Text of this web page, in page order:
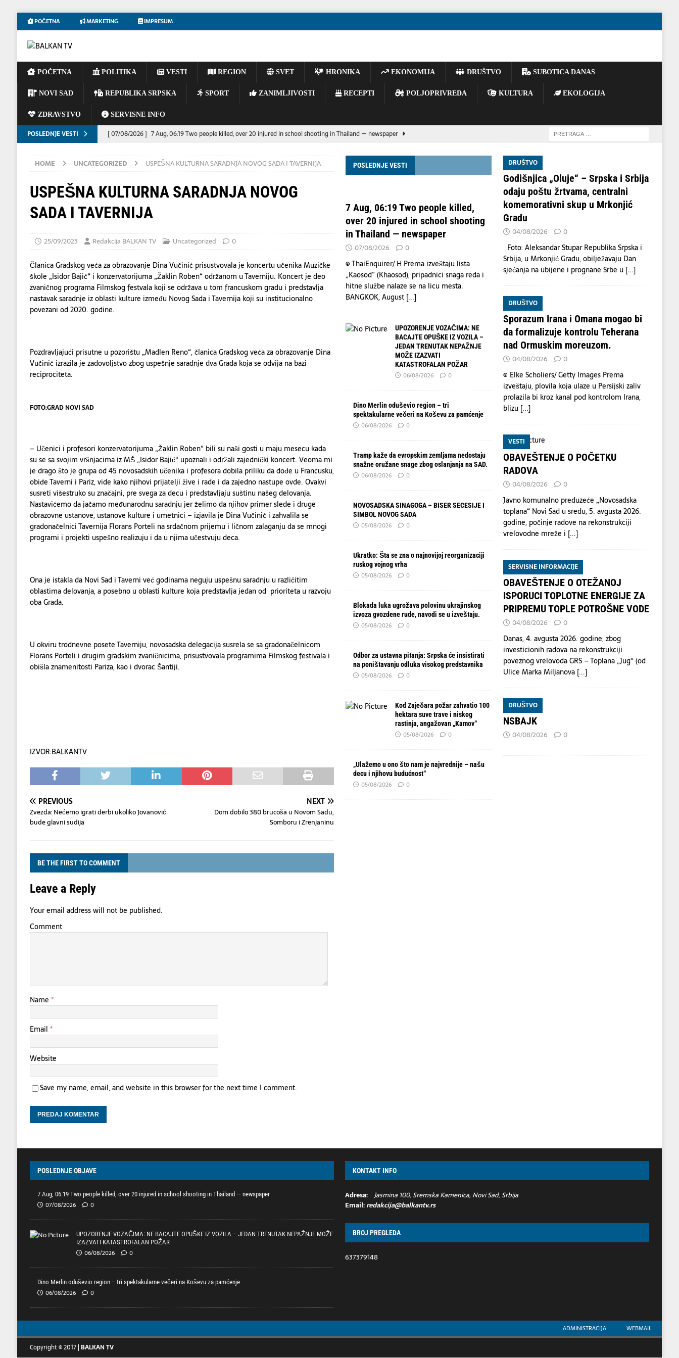
POČETNA MARKETING IMPRESUM
POČETNA POLITIKA VESTI REGION SVET HRONIKA EKONOMIJA DRUŠTVO SUBOTICA DANAS
NOVI SAD REPUBLIKA SRPSKA SPORT ZANIMLJIVOSTI RECEPTI POLJOPRIVREDA KULTURA EKOLOGIJA
ZDRAVSTVO SERVISNE INFO
POSLEDNJE VESTI [ 07/08/2026 ] 7 Aug, 06:19 Two people killed, over 20 injured in school shooting in Thailand — newspaper
[ 06/08/2026 ] UPOZORENJE VOZAČIMA: NE BACAJTE OPUŠKE IZ VOZILA – JEDAN TRENUTAK NEPAŽNJE MOŽE
IZAZVATI KATASTROFALAN POŽAR
EKOLOGIJA
Dino Merlin oduševio region – tri spektakularne večeri na Koševu za pamćenje
KULTURA
[ 06/08/2026 ] Tramp kaže da evropskim zemljama nedostaju snažne oružane snage zbog oslanjanja na SAD.
VESTI
[ 05/08/2026 ] NOVOSADSKA SINAGOGA – BISER SECESIJE I SIMBOL NOVOG SADA KULTURA
HOME UNCATEGORIZED USPEŠNA KULTURNA SARADNJA NOVOG SADA I TAVERNIJA
USPEŠNA KULTURNA SARADNJA NOVOG
SADA I TAVERNIJA
25/09/2023 Redakcija BALKAN TV Uncategorized 0
Članica Gradskog veća za obrazovanje Dina Vučinić prisustvovala je koncertu učenika Muzičke
škole „Isidor Bajić“ i konzervatorijuma „Žaklin Roben“ održanom u Taverniju. Koncert je deo
zvaničnog programa Filmskog festvala koji se održava u tom francuskom gradu i predstavlja
nastavak saradnje iz oblasti kulture između Novog Sada i Tavernija koji su institucionalno
povezani od 2020. godine.
Pozdravljajući prisutne u pozorištu „Madlen Reno“, članica Gradskog veća za obrazovanje Dina
Vučinić izrazila je zadovoljstvo zbog uspešnje saradnje dva Grada koja se odvija na bazi
reciprociteta.
FOTO:GRAD NOVI SAD
– Učenici i profesori konzervatorijuma „Žaklin Roben“ bili su naši gosti u maju mesecu kada
su se sa svojim vršnjacima iz MŠ „Isidor Bajić“ upoznali i održali zajednički koncert. Veoma mi
je drago što je grupa od 45 novosadskih učenika i profesora dobila priliku da dođe u Francusku,
obiđe Taverni i Pariz, vide kako njihovi prijatelji žive i rade i da zajedno nastupe ovde. Ovakvi
susreti višestruko su značajni, pre svega za decu i predstavljaju suštinu našeg delovanja.
Nastavićemo da jačamo međunarodnu saradnju jer želimo da njihov primer slede i druge
obrazovne ustanove, ustanove kulture i umetnici – izjavila je Dina Vučinić i zahvalila se
gradonačelnici Tavernija Florans Porteli na srdačnom prijemu i ličnom zalaganju da se mnogi
programi i projekti uspešno realizuju i da u njima učestvuju deca.
Ona je istakla da Novi Sad i Taverni već godinama neguju uspešnu saradnju u različitim
oblastima delovanja, a posebno u oblasti kulture koja predstavlja jedan od prioriteta u razvoju
oba Grada.
U okviru trodnevne posete Taverniju, novosadska delegacija susrela se sa gradonačelnicom
Florans Porteli i drugim gradskim zvaničnicima, prisustvovala programima Filmskog festivala i
obišla znamenitosti Pariza, kao i dvorac Šantiji.
IZVOR:BALKANTV
PREVIOUS
Zvezda: Nećemo igrati derbi ukoliko Jovanović
bude glavni sudija
NEXT
Dom dobilo 380 brucoša u Novom Sadu,
Somboru i Zrenjaninu
BE THE FIRST TO COMMENT
Leave a Reply
Your email address will not be published.
Comment
Name *
Email *
Website
Save my name, email, and website in this browser for the next time I comment.
POSLEDNJE VESTI
7 Aug, 06:19 Two people killed,
over 20 injured in school shooting
in Thailand — newspaper
07/08/2026 0
© ThaiEnquirer/ H Prema izveštaju lista
„Kaosod” (Khaosod), pripadnici snaga reda i
hitne službe nalaze se na licu mesta.
BANGKOK, August [...]
UPOZORENJE VOZAČIMA: NE
BACAJTE OPUŠKE IZ VOZILA –
JEDAN TRENUTAK NEPAŽNJE
MOŽE IZAZVATI
KATASTROFALAN POŽAR
06/08/2026 0
Dino Merlin oduševio region – tri
spektakularne večeri na Koševu za pamćenje
06/08/2026 0
Tramp kaže da evropskim zemljama nedostaju
snažne oružane snage zbog oslanjanja na SAD.
06/08/2026 0
NOVOSADSKA SINAGOGA – BISER SECESIJE I
SIMBOL NOVOG SADA
05/08/2026 0
Ukratko: Šta se zna o najnovijoj reorganizaciji
ruskog vojnog vrha
05/08/2026 0
Blokada luka ugrožava polovinu ukrajinskog
izvoza gvozdene rude, navodi se u izveštaju.
05/08/2026 0
Odbor za ustavna pitanja: Srpska će insistirati
na poništavanju odluka visokog predstavnika
05/08/2026 0
Kod Zaječara požar zahvatio 100
hektara suve trave i niskog
rastinja, angažovan „Kamov“
05/08/2026 0
„Ulažemo u ono što nam je najvrednije – našu
decu i njihovu budućnost“
05/08/2026 0
DRUŠTVO
Godišnjica „Oluje“ – Srpska i Srbija
odaju poštu žrtvama, centralni
komemorativni skup u Mrkonjić
Gradu
04/08/2026 0
Foto: Aleksandar Stupar Republika Srpska i
Srbija, u Mrkonjić Gradu, obilježavaju Dan
sjećanja na ubijene i prognane Srbe u [...]
DRUŠTVO
Sporazum Irana i Omana mogao bi
da formalizuje kontrolu Teherana
nad Ormuskim moreuzom.
04/08/2026 0
© Elke Scholiers/ Getty Images Prema
izveštaju, plovila koja ulaze u Persijski zaliv
prolazila bi kroz kanal pod kontrolom Irana,
blizu [...]
VESTI
OBAVEŠTENJE O POČETKU
RADOVA
04/08/2026 0
Javno komunalno preduzeće „Novosadska
toplana“ Novi Sad u sredu, 5. avgusta 2026.
godine, počinje radove na rekonstrukciji
vrelovodne mreže i [...]
SERVISNE INFORMACIJE
OBAVEŠTENJE O OTEŽANOJ
ISPORUCI TOPLOTNE ENERGIJE ZA
PRIPREMU TOPLE POTROŠNE VODE
04/08/2026 0
Danas, 4. avgusta 2026. godine, zbog
investicionih radova na rekonstrukciji
poveznog vrelovoda GRS – Toplana „Jug“ (od
Ulice Marka Miljanova [...]
DRUŠTVO
NSBAJK
04/08/2026 0
POSLEDNJE OBJAVE
7 Aug, 06:19 Two people killed, over 20 injured in school shooting in Thailand — newspaper
07/08/2026 0
UPOZORENJE VOZAČIMA: NE BACAJTE OPUŠKE IZ VOZILA – JEDAN TRENUTAK NEPAŽNJE MOŽE
IZAZVATI KATASTROFALAN POŽAR
06/08/2026 0
Dino Merlin oduševio region – tri spektakularne večeri na Koševu za pamćenje
06/08/2026 0
KONTAKT INFO
Adresa: Jasmina 100, Sremska Kamenica, Novi Sad, Srbija
Email:redakcija@balkantv.rs
BROJ PREGLEDA
637379148
ADMINISTRACIJA WEBMAIL
Copyright © 2017 | BALKAN TV